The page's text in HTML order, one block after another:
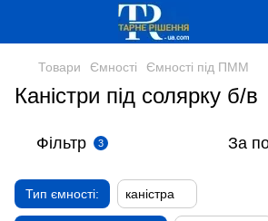
Товари Ємності Ємності під ПММ
Каністри під солярку б/в
Фільтр 3 За
Тип ємності: каністра